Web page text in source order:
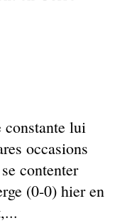
constante lui
occasions
contenter
(0-0) hier en